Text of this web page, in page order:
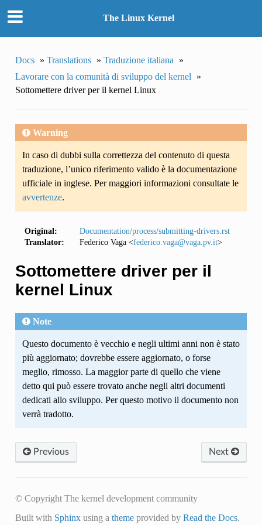
The Linux Kernel
Docs » Translations » Traduzione italiana
»
Lavorare con la comunità di sviluppo del kernel
»
Sottomettere driver per il kernel Linux
Warning
In caso di dubbi sulla correttezza del contenuto di questa
traduzione, l’unico riferimento valido è la documentazione
ufficiale in inglese. Per maggiori informazioni consultate le
avvertenze.
Original:
Documentation/process/submitting-drivers.rst
Translator:
Federico Vaga <federico. vaga@vaga. pv.it>
Sottomettere driver per il
kernel Linux
Note
Questo documento è vecchio e negli ultimi anni non è stato
più aggiornato; dovrebbe essere aggiornato, o forse
meglio, rimosso. La maggior parte di quello che viene
detto qui può essere trovato anche negli altri documenti
dedicati allo sviluppo. Per questo motivo il documento non
verrà tradotto.
Next
Previous
© Copyright The kernel development community
Built with Sphinxusing a themeprovided by Read the Docs.